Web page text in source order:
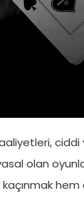
olan